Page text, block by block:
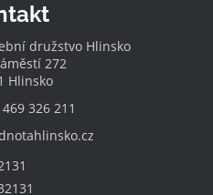
družstvo Hlinsko
272
Hlinsko
326 211